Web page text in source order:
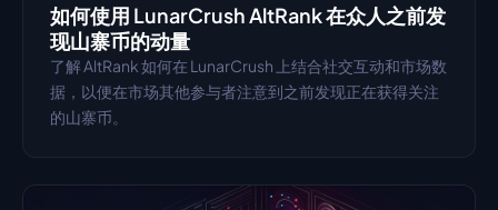
如何使用 LunarCrush AltRank 在众人之前发
现山寨币的动量
了解 AltRank 如何在 LunarCrush 上结合社交互动和市场数
据，以便在市场其他参与者注意到之前发现正在获得关注
的山寨币。